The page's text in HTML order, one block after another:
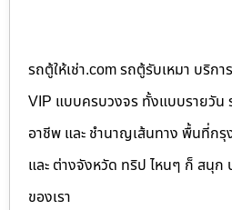
รถตู้ให้เช่า.com รถตู้รับเหมา บริก
VIP แบบครบวงจร ทั้งแบบรายวัน
อาชีพ และ ชำนาญเส้นทาง พื้นที่ก
และ ต่างจังหวัด ทริป ไหนๆ ก็ สนุก
ของเรา